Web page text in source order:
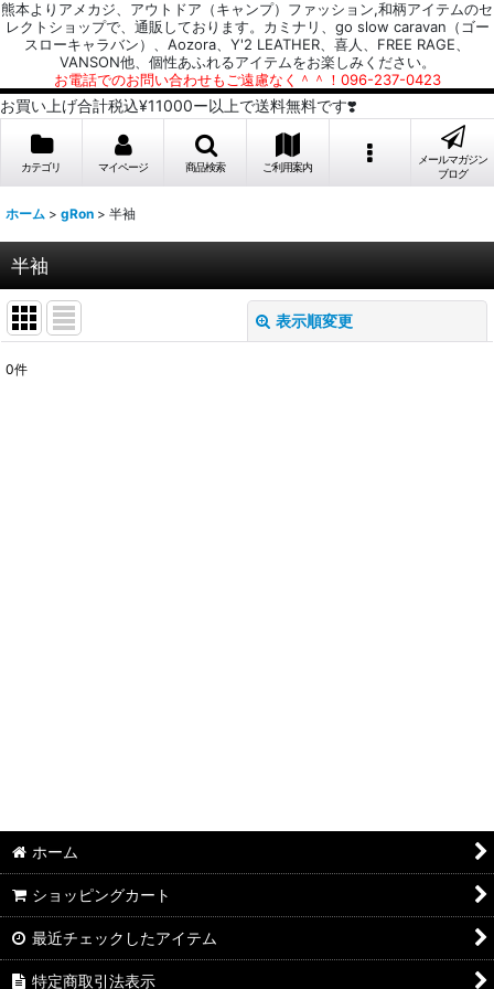
熊本よりアメカジ、アウトドア（キャンプ）ファッション,和柄アイテムのセ
レクトショップで、通販しております。カミナリ、go slow caravan（ゴー
スローキャラバン）、Aozora、Y'2 LEATHER、喜人、FREE RAGE、
VANSON他、個性あふれるアイテムをお楽しみください。
お電話でのお問い合わせもご遠慮なく＾＾！096-237-0423
お買い上げ合計税込¥11000ー以上で送料無料です❣️
カテゴリ マイページ 商品検索 ご利用案内
メールマガジン
ブログ
ホーム > gRon > 半袖
半袖
表示順変更
0件
ホーム
ショッピングカート
最近チェックしたアイテム
特定商取引法表示